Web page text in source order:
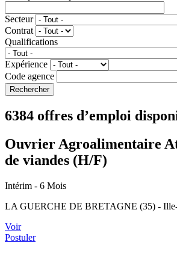
Secteur
Contrat
Qualifications
Expérience
Code agence
6384 offres d’emploi
Ouvrier Agroalimentaire
de viandes (H/F)
Intérim - 6 Mois
LA GUERCHE DE BRETAGNE (35) -
Voir
Postuler